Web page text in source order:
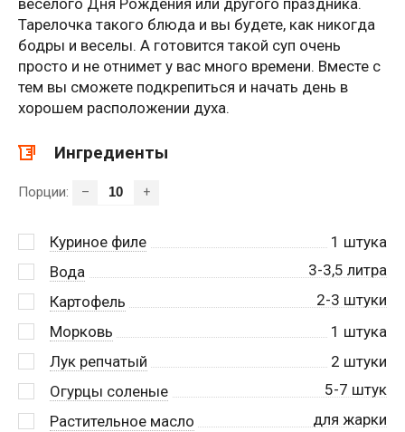
Тарелочка такого блюда и вы будете, как никогда
бодры и веселы. А готовится такой суп очень
просто и не отнимет у вас много времени. Вместе с
тем вы сможете подкрепиться и начать день в
хорошем расположении духа.
Ингредиенты
Порции: – +
Куриное филе 1 штука
Вода
3-3,5 литра
Картофель
2-3 штуки
Морковь
1 штука
Лук репчатый
2 штуки
Огурцы соленые
5-7 штук
Растительное масло
для жарки